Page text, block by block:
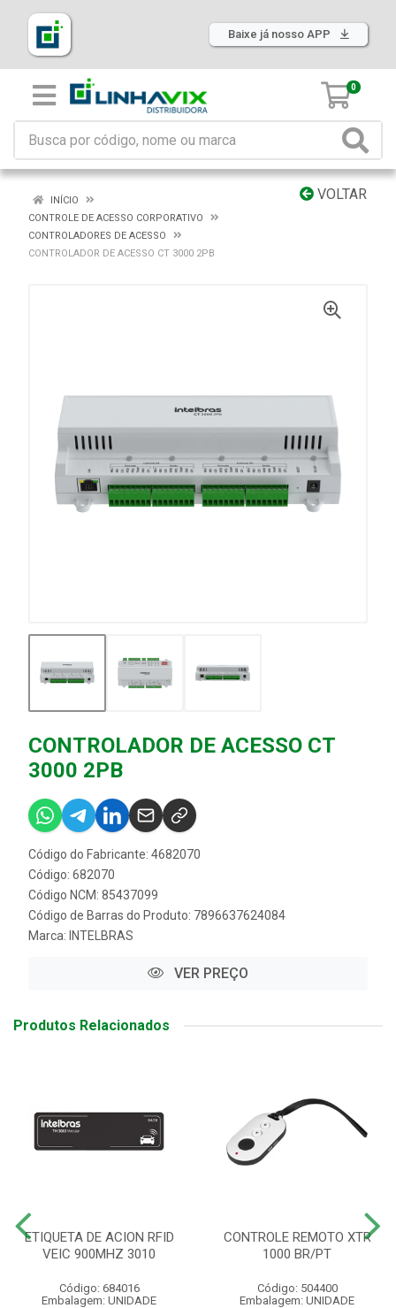
Baixe já nosso APP
0
VOLTAR
INÍCIO
CONTROLE DE ACESSO CORPORATIVO
CONTROLADORES DE ACESSO
CONTROLADOR DE ACESSO CT 3000 2PB
CONTROLADOR DE ACESSO CT
3000 2PB
Código do Fabricante: 4682070
Código: 682070
Código NCM: 85437099
Código de Barras do Produto: 7896637624084
Marca: INTELBRAS
VER PREÇO
Produtos Relacionados
ETIQUETA DE ACION RFID
VEIC 900MHZ 3010
Código: 684016
Embalagem: UNIDADE
CONTROLE REMOTO XTR
1000 BR/PT
Código: 504400
Embalagem: UNIDADE